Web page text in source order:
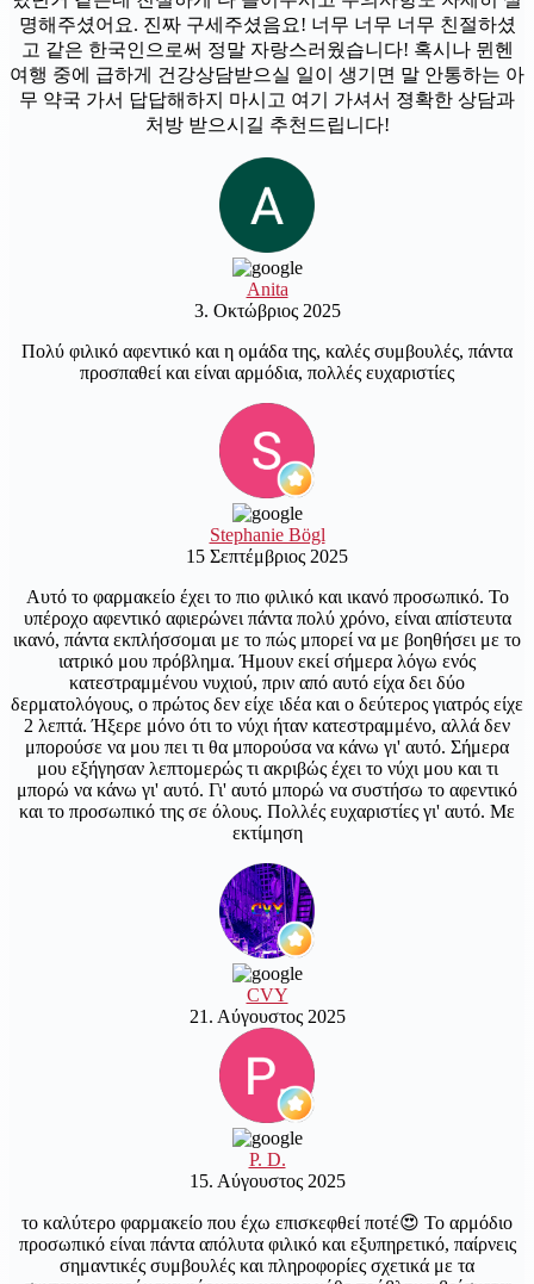
명해주셨어요. 진짜 구세주셨음요! 너무 너무 너무 친절하셨
고 같은 한국인으로써 정말 자랑스러웠습니다! 혹시나 뮌헨
여행 중에 급하게 건강상담받으실 일이 생기면 말 안통하는 아
무 약국 가서 답답해하지 마시고 여기 가셔서 졍확한 상담과
처방 받으시길 추천드립니다!
Anita
3. Οκτώβριος 2025
Πολύ φιλικό αφεντικό και η ομάδα της, καλές συμβουλές, πάντα
προσπαθεί και είναι αρμόδια, πολλές ευχαριστίες
Stephanie Bögl
15 Σεπτέμβριος 2025
Αυτό το φαρμακείο έχει το πιο φιλικό και ικανό προσωπικό. Το
υπέροχο αφεντικό αφιερώνει πάντα πολύ χρόνο, είναι απίστευτα
ικανό, πάντα εκπλήσσομαι με το πώς μπορεί να με βοηθήσει με το
ιατρικό μου πρόβλημα. Ήμουν εκεί σήμερα λόγω ενός
κατεστραμμένου νυχιού, πριν από αυτό είχα δει δύο
δερματολόγους, ο πρώτος δεν είχε ιδέα και ο δεύτερος γιατρός είχε
2 λεπτά. Ήξερε μόνο ότι το νύχι ήταν κατεστραμμένο, αλλά δεν
μπορούσε να μου πει τι θα μπορούσα να κάνω γι' αυτό. Σήμερα
μου εξήγησαν λεπτομερώς τι ακριβώς έχει το νύχι μου και τι
μπορώ να κάνω γι' αυτό. Γι' αυτό μπορώ να συστήσω το αφεντικό
και το προσωπικό της σε όλους. Πολλές ευχαριστίες γι' αυτό. Με
εκτίμηση
CVY
21. Αύγουστος 2025
P. D.
15. Αύγουστος 2025
το καλύτερο φαρμακείο που έχω επισκεφθεί ποτέ😍 Το αρμόδιο
προσωπικό είναι πάντα απόλυτα φιλικό και εξυπηρετικό, παίρνεις
σημαντικές συμβουλές και πληροφορίες σχετικά με τα